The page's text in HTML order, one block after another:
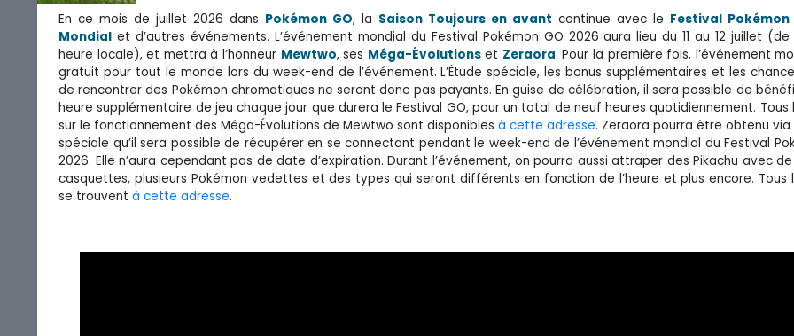
En ce mois de juillet 2026 dans Pokémon GO, la Saison Toujours en avant continue avec le Festival Pokémon
Mondial et d’autres événements. L’événement mondial du Festival Pokémon GO 2026 aura lieu du 11 au 12 juillet (de
heure locale), et mettra à l’honneur Mewtwo, ses Méga-Évolutionset Zeraora. Pour la première fois, l’événement
gratuit pour tout le monde lors du week-end de l’événement. L’Étude spéciale, les bonus supplémentaires et les
de rencontrer des Pokémon chromatiques ne seront donc pas payants. En guise de célébration, il sera possible de
heure supplémentaire de jeu chaque jour que durera le Festival GO, pour un total de neuf heures quotidiennement. Tous
sur le fonctionnement des Méga-Évolutions de Mewtwo sont disponibles à cette adresse. Zeraora pourra être obtenu via
spéciale qu’il sera possible de récupérer en se connectant pendant le week-end de l’événement mondial du Festival
2026. Elle n’aura cependant pas de date d’expiration. Durant l’événement, on pourra aussi attraper des Pikachu avec
casquettes, plusieurs Pokémon vedettes et des types qui seront différents en fonction de l’heure et plus encore. Tous
se trouvent à cette adresse.